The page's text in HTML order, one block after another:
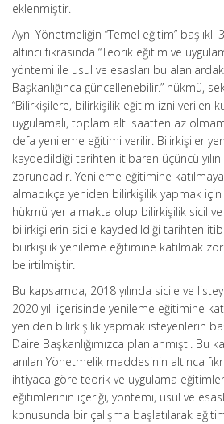
eklenmiştir.
Aynı Yönetmeliğin “Temel eğitim”
altıncı fıkrasında “Teorik eğitim ve
yöntemi ile usul ve esasları bu
Başkanlığınca güncellenebilir.” hükmü,
“Bilirkişilere, bilirkişilik eğitim izni verilen
uygulamalı, toplam altı saatten az
defa yenileme eğitimi verilir. Bilirkişiler
kaydedildiği tarihten itibaren üçüncü
zorundadır. Yenileme eğitimine
almadıkça yeniden bilirkişilik yapmak
hükmü yer almakta olup bilirkişilik sicil ve
bilirkişilerin sicile kaydedildiği tarihten
bilirkişilik yenileme eğitimine katılmak
belirtilmiştir.
Bu kapsamda, 2018 yılında sicile ve
2020 yılı içerisinde yenileme eğitimine
yeniden bilirkişilik yapmak isteyenlerin
Daire Başkanlığımızca planlanmıştı. Bu
anılan Yönetmelik maddesinin altınca
ihtiyaca göre teorik ve uygulama
eğitimlerinin içeriği, yöntemi, usul ve
konusunda bir çalışma başlatılarak